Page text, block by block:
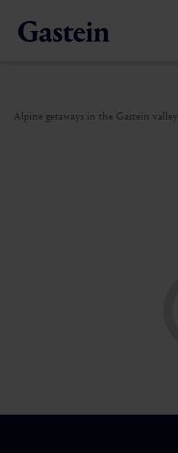
Alpine getaways in the Gastein valley